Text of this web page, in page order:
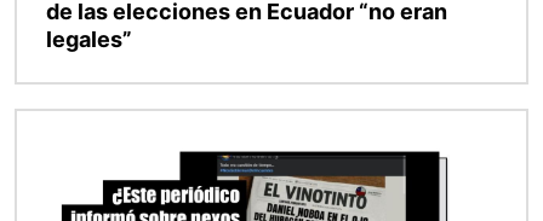
de las elecciones en Ecuador “no eran
legales”